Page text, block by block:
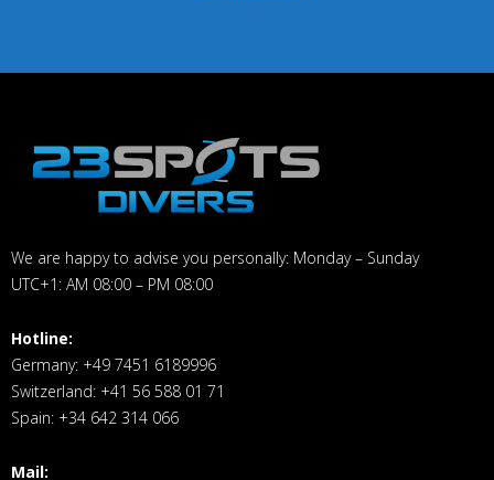
We are happy to advise you personally: Monday – Sunday
UTC+1: AM 08:00 – PM 08:00
Hotline:
Germany: +49 7451 6189996
Switzerland: +41 56 588 01 71
Spain: +34 642 314 066
Mail: